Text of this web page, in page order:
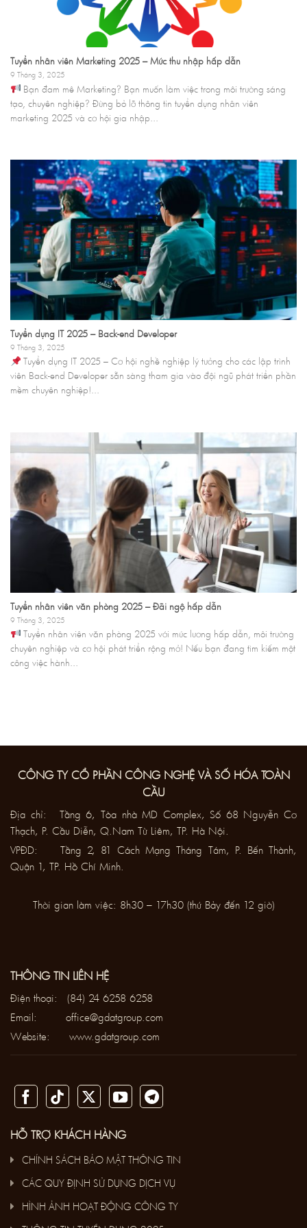
Tuyển nhân viên Marketing 2025 – Mức thu nhập hấp dẫn
9 Tháng 3, 2025
Bạn đam mê Marketing? Bạn muốn làm việc trong môi trường sáng
tạo, chuyên nghiệp? Đừng bỏ lỡ thông tin tuyển dụng nhân viên
marketing 2025 và cơ hội gia nhập...
Tuyển dụng IT 2025 – Back-end Developer
9 Tháng 3, 2025
Tuyển dụng IT 2025 – Cơ hội nghề nghiệp lý tưởng cho các lập trình
viên Back-end Developer sẵn sàng tham gia vào đội ngũ phát triển phần
mềm chuyên nghiệp!...
Tuyển nhân viên văn phòng 2025 – Đãi ngộ hấp dẫn
9 Tháng 3, 2025
Tuyển nhân viên văn phòng 2025 với mức lương hấp dẫn, môi trường
chuyên nghiệp và cơ hội phát triển rộng mở! Nếu bạn đang tìm kiếm một
công việc hành...
CÔNG TY CỔ PHẦN CÔNG NGHỆ VÀ SỐ HÓA TOÀN
CẦU
Địa chỉ: Tầng 6, Tòa nhà MD Complex, Số 68 Nguyễn Cơ
Thạch, P. Cầu Diễn, Q.Nam Từ Liêm, TP. Hà Nội.
VPĐD: Tầng 2, 81 Cách Mạng Tháng Tám, P. Bến Thành,
Quận 1, TP. Hồ Chí Minh.
Thời gian làm việc: 8h30 – 17h30 (thứ Bảy đến 12 giờ)
THÔNG TIN LIÊN HỆ
Điện thoại: (84) 24 6258 6258
Email: office@gdatgroup.com
Website: www.gdatgroup.com
HỖ TRỢ KHÁCH HÀNG
CHÍNH SÁCH BẢO MẬT THÔNG TIN
CÁC QUY ĐỊNH SỬ DỤNG DỊCH VỤ
HÌNH ẢNH HOẠT ĐỘNG CÔNG TY